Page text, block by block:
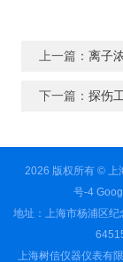
上一篇： 离子
下一篇： 探伤
2026 版权所有 © 上
号-4
地址：上海市杨浦区
上海树信仪器仪表有